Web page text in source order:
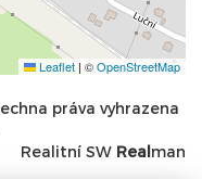
Leaflet | ©OpenStreetMap
práva vyhrazena
Realitní SW Realman